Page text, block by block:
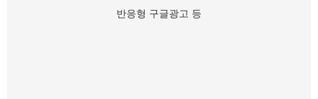
반응형 구글광고 등